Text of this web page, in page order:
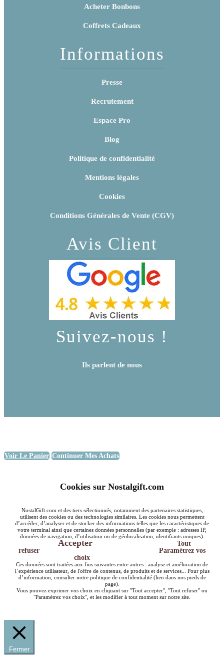
Acheter Bonbons
Coffrets Cadeaux
Informations
Presse
Recrutement
Espace Pro
Blog
Politique de confidentialité
Mentions légales
Cookies
Conditions Générales de Vente (CGV)
Avis Client
Suivez-nous !
Ils parlent de nous
Voir Le Panier Continuer Mes Achats
Cookies sur Nostalgift.com
NostalGift.com et des tiers sélectionnés, notamment des partenaires statistiques,
utilisent des cookies ou des technologies similaires. Les cookies nous permettent
d’accéder, d’analyser et de stocker des informations telles que les caractéristiques de
votre terminal ainsi que certaines données personnelles (par exemple : adresses IP,
données de navigation, d’utilisation ou de géolocalisation, identifiants uniques).
Accepter
Tout
refuser
Paramétrez vos
choix
Ces données sont traitées aux fins suivantes entre autres : analyse et amélioration de
l’expérience utilisateur, de l'offre de contenus, de produits et de services... Pour plus
d’information, consulter notre politique de confidentialité (lien dans nos pieds de
page).
Vous pouvez exprimer vos choix en cliquant sur "Tout accepter", "Tout refuser" ou
"Paramétrez vos choix", et les modifier à tout moment sur notre site.
Fermer